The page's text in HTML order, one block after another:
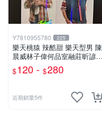
Y7810955780 225
樂天桃猿 辣酷甜 樂天型男 陳
晨威林子偉何品室融莊昕諺
非Rakuten Girls 金佳垠廉世
彬河智媛高佳彬禹洙漢
$120 - $280
近期銷量5件